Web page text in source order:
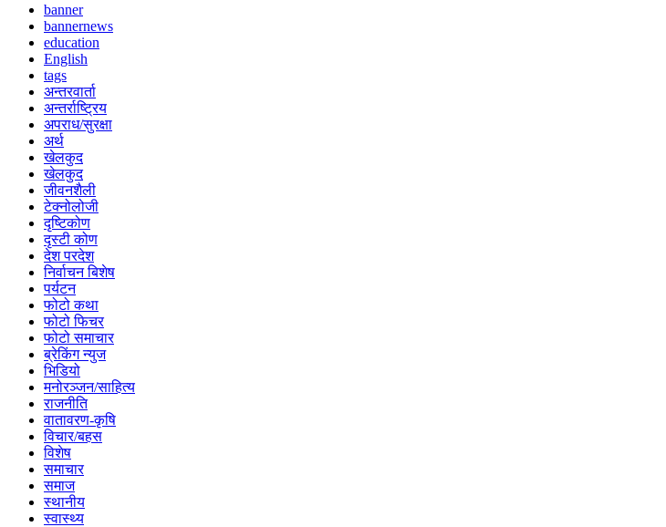
banner
bannernews
education
English
tags
अन्तरवार्ता
अन्तर्राष्ट्रिय
अपराध/सुरक्षा
अर्थ
खेलकुद
खेलकुद
जीवनशैली
टेक्नोलोजी
दृष्टिकोण
दृस्टी कोण
देश परदेश
निर्वाचन बिशेष
पर्यटन
फोटो कथा
फोटो फिचर
फोटो समाचार
ब्रेकिंग न्युज
भिडियो
मनोरञ्जन/साहित्य
राजनीति
वातावरण-कृषि
विचार/बहस
विशेष
समाचार
समाज
स्थानीय
स्वास्थ्य